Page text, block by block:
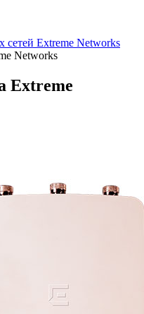
сетей Extreme Networks
Networks
Extreme